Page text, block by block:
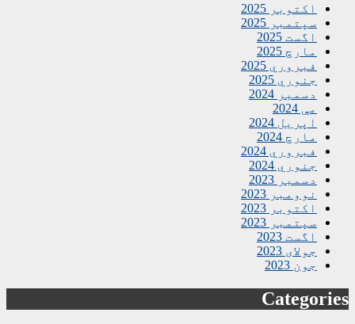
اکتوبر 2025
سپتمبر 2025
اگست 2025
مارچ 2025
فبروري 2025
جنوري 2025
دسمبر 2024
مې 2024
اپریل 2024
مارچ 2024
فبروري 2024
جنوري 2024
دسمبر 2023
نوومبر 2023
اکتوبر 2023
سپتمبر 2023
اگست 2023
جولای 2023
جون 2023
Categories